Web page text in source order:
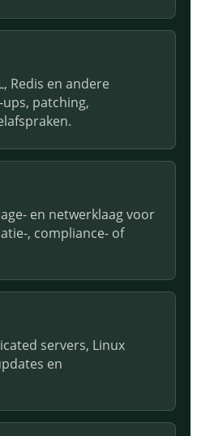
Redis en andere
patching,
en netwerklaag voor
, compliance- of
servers, Linux
en